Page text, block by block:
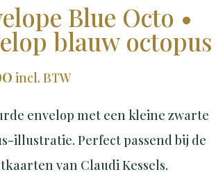
Blue Octo •
blauw octopus
incl. BTW
envelop met een kleine zwarte
illustratie. Perfect passend bij de
van Claudi Kessels.